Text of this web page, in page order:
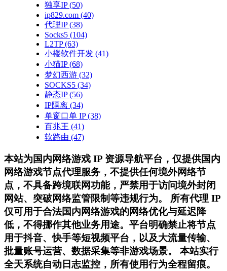
独享IP(50)
ip829.com (40)
代理IP(38)
Socks5 (104)
L2TP(63)
小楼软件开发 (41)
小猫IP(68)
梦幻西游 (32)
SOCKS5 (34)
静态IP(56)
IP隔离 (34)
单窗口单 IP(38)
百兆王 (41)
软路由 (47)
本站为国内网络游戏 IP 资源导航平台，仅提供国内
网络游戏节点代理服务，不提供任何境外网络节
点，不具备跨境联网功能，严禁用于访问境外封闭
网站、突破网络监管限制等违规行为。 所有代理 IP
仅可用于合法国内网络游戏的网络优化与延迟降
低，不得挪作其他业务用途。平台明确禁止将节点
用于抖音、快手等短视频平台，以及大流量传输、
批量账号运营、数据采集等非游戏场景。 本站实行
全天系统自动日志监控，所有使用行为全程留痕。